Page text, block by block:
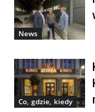
News
Co, gdzie, kiedy